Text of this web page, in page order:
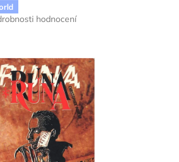
hodnocení